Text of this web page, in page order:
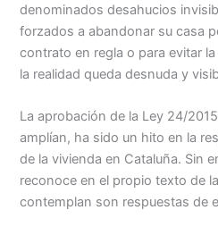
denominados desahucios
forzados a abandonar su casa
contrato en regla o para evitar
la realidad queda desnuda y
La aprobación de la Ley 24/
amplían, ha sido un hito en la
de la vivienda en Cataluña. Sin
reconoce en el propio texto de
contemplan son respuestas de